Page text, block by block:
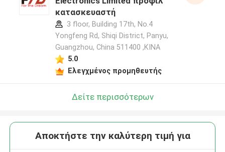
κατασκευαστή
3 floor, Building 17th, No.4
Yongfeng Rd, Shiqi District, Panyu,
Guangzhou, China 511400 ,ΚΙΝΑ
5.0
Ελεγχμένος προμηθευτής
Δείτε περισσότερων
Αποκτήστε την καλύτερη τιμή για